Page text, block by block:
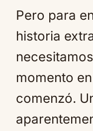
Pero para
historia
momento
comenzó.